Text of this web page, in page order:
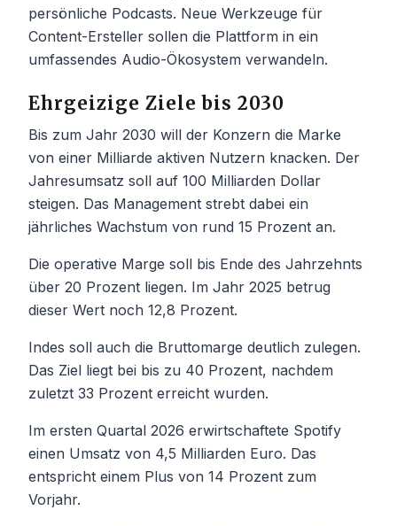
persönliche Podcasts. Neue Werkzeuge für
Content-Ersteller sollen die Plattform in ein
umfassendes Audio-Ökosystem verwandeln.
Ehrgeizige Ziele bis 2030
Bis zum Jahr 2030 will der Konzern die Marke
von einer Milliarde aktiven Nutzern knacken. Der
Jahresumsatz soll auf 100 Milliarden Dollar
steigen. Das Management strebt dabei ein
jährliches Wachstum von rund 15 Prozent an.
Die operative Marge soll bis Ende des Jahrzehnts
über 20 Prozent liegen. Im Jahr 2025 betrug
dieser Wert noch 12,8 Prozent.
Indes soll auch die Bruttomarge deutlich zulegen.
Das Ziel liegt bei bis zu 40 Prozent, nachdem
zuletzt 33 Prozent erreicht wurden.
Im ersten Quartal 2026 erwirtschaftete Spotify
einen Umsatz von 4,5 Milliarden Euro. Das
entspricht einem Plus von 14 Prozent zum
Vorjahr.